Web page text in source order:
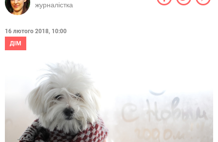
журналістка
16 лютого 2018, 10:00
ДІМ